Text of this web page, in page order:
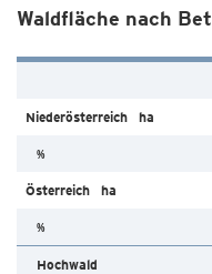
Waldfläche nach
ha
%
ha
%
Hochwald